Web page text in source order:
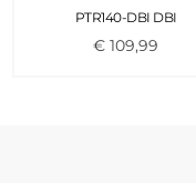
PTR140-DBI DBI
€109,99